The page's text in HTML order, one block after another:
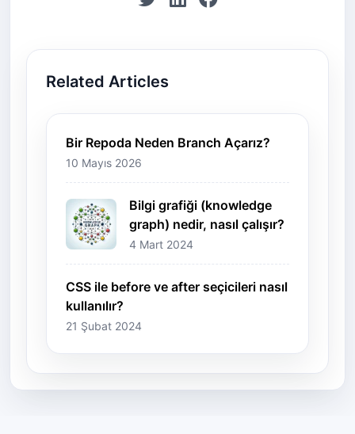
Related Articles
Bir Repoda Neden Branch Açarız?
10 Mayıs 2026
Bilgi grafiği (knowledge
graph) nedir, nasıl çalışır?
4 Mart 2024
CSS ile before ve after seçicileri nasıl
kullanılır?
21 Şubat 2024